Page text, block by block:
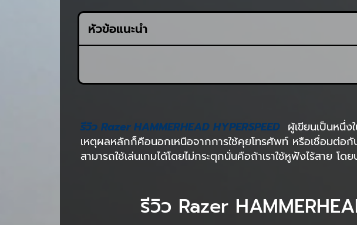
หัวข้อแนะนำ
รีวิว Razer HAMMERHEAD HYPERSPEED ผู้เขียนเป็นหนึ่
เหตุผลหลักก็คือนอกเหนือจากการใช้คุยโทรศัพท์ หรือเชื่อมต่
สามารถใช้เล่นเกมได้โดยไม่กระตุกนั่นคือถ้าเราใช้หูฟังไร้สาย
รีวิว Razer